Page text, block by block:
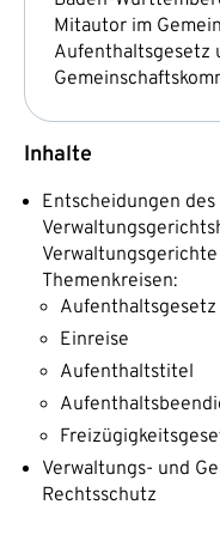
Mitautor im
Aufenthaltsgesetz
Inhalte
Entscheidungen
Themenkreisen:
Aufenthaltsgesetz
Einreise
Aufenthaltstitel
Verwaltungs- und
Rechtsschutz